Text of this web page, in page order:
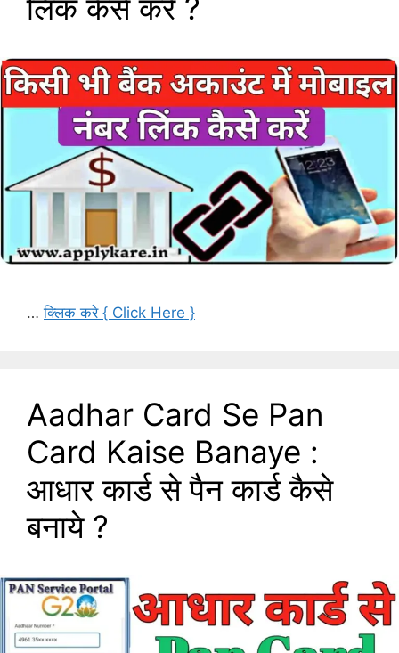
लिंक कैसे करें ?
…क्लिक करे { Click Here }
Aadhar Card Se Pan
Card Kaise Banaye :
आधार कार्ड से पैन कार्ड कैसे
बनाये ?